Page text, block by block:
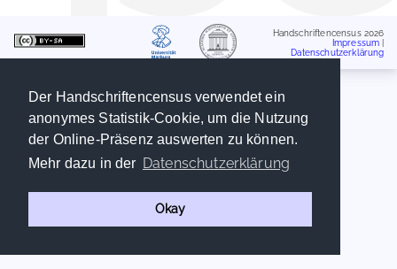
Der Handschriftencensus verwendet ein
anonymes Statistik-Cookie, um die Nutzung
der Online-Präsenz auswerten zu können.
Mehr dazu in der Datenschutzerklärung
Okay
Handschriftencensus 2026
Impressum
Datenschutzerklärung